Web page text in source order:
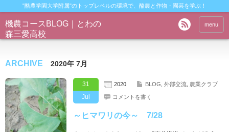
"酪農学園大学附属"のトップレベルの環境で、酪農と作物・園芸を学ぶ！
機農コースBLOG｜とわの
森三愛高校
menu
ARCHIVE 2020年 7月
31
Jul
2020 BLOG 外部交流 農業クラブ
コメントを書く
～ヒマワリの今～ 7/28